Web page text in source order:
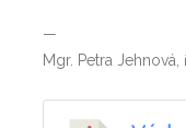
—
Mgr. Petra